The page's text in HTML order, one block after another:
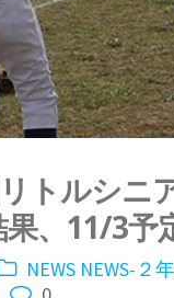
トルシニ
、11/3予
NEWS NEWS-２